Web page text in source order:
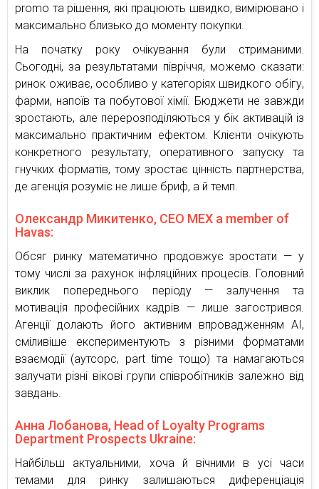
promo та рішення, які працюють швидко, вимірювано і
максимально близько до моменту покупки.
На початку року очікування були стриманими.
Сьогодні, за результатами півріччя, можемо сказати:
ринок оживає, особливо у категоріях швидкого обігу,
фарми, напоїв та побутової хімії. Бюджети не завжди
зростають, але перерозподіляються у бік активацій із
максимально практичним ефектом. Клієнти очікують
конкретного результату, оперативного запуску та
гнучких форматів, тому зростає цінність партнерства,
де агенція розуміє не лише бриф, а й темп.
Олександр Микитенко, CEO MEX a member of
Havas:
Обсяг ринку математично продовжує зростати — у
тому числі за рахунок інфляційних процесів. Головний
виклик попереднього періоду — залучення та
мотивація професійних кадрів — лише загострився.
Агенції долають його активним впровадженням AI,
сміливіше експериментують з різними форматами
взаємодії (аутсорс, part time тощо) та намагаються
залучати різні вікові групи співробітників залежно від
завдань.
Анна Лобанова, Head of Loyalty Programs
Department Prospects Ukraine:
Найбільш актуальними, хоча й вічними в усі часи
темами для ринку залишаються диференціація